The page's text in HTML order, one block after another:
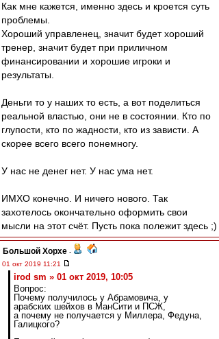
Как мне кажется, именно здесь и кроется суть
проблемы.
Хороший управленец, значит будет хороший
тренер, значит будет при приличном
финансировании и хорошие игроки и
результаты.
Деньги то у наших то есть, а вот поделиться
реальной властью, они не в состоянии. Кто по
глупости, кто по жадности, кто из зависти. А
скорее всего всего понемногу.
У нас не денег нет. У нас ума нет.
ИМХО конечно. И ничего нового. Так
захотелось окончательно оформить свои
мысли на этот счёт. Пусть пока полежит здесь ;)
Большой Хорхе -
01 окт 2019 11:21
irod sm » 01 окт 2019, 10:05
Вопрос:
Почему получилось у Абрамовича, у
арабских шейхов в МанСити и ПСЖ,
а почему не получается у Миллера, Федуна,
Галицкого?